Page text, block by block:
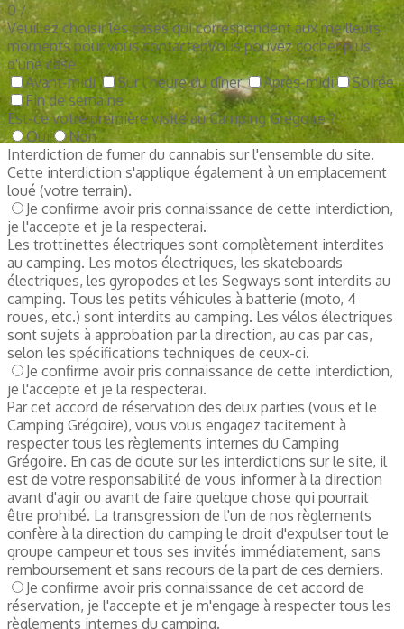
0/
Veuillez choisir les cases qui correspondent aux meilleurs
moments pour vous contacter:Vous pouvez cocher plus
d'une case
Avant-midi
Sur l’heure du dîner Après-midi
Soirée
Fin de semaine
Est-ce votre première visite au Camping Grégoire ?
Oui
Non
Interdiction de fumer du cannabis sur l'ensemble du site.
Cette interdiction s'applique également à un emplacement
loué (votre terrain).
Je confirme avoir pris connaissance de cette interdiction,
je l'accepte et je la respecterai.
Les trottinettes électriques sont complètement interdites
au camping. Les motos électriques, les skateboards
électriques, les gyropodes et les Segways sont interdits au
camping. Tous les petits véhicules à batterie (moto, 4
roues, etc.) sont interdits au camping. Les vélos électriques
sont sujets à approbation par la direction, au cas par cas,
selon les spécifications techniques de ceux-ci.
Je confirme avoir pris connaissance de cette interdiction,
je l'accepte et je la respecterai.
Par cet accord de réservation des deux parties (vous et le
Camping Grégoire), vous vous engagez tacitement à
respecter tous les règlements internes du Camping
Grégoire. En cas de doute sur les interdictions sur le site, il
est de votre responsabilité de vous informer à la direction
avant d'agir ou avant de faire quelque chose qui pourrait
être prohibé. La transgression de l'un de nos règlements
confère à la direction du camping le droit d'expulser tout le
groupe campeur et tous ses invités immédiatement, sans
remboursement et sans recours de la part de ces derniers.
Je confirme avoir pris connaissance de cet accord de
réservation, je l'accepte et je m'engage à respecter tous les
règlements internes du camping.